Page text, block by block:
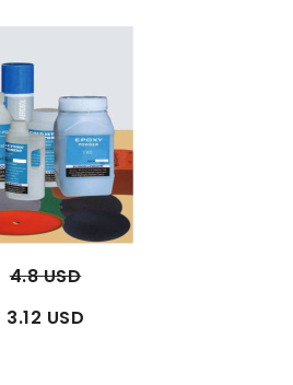
4.8 USD
3.12 USD